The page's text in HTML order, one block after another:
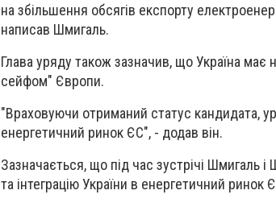
на збільшення обсягів експорту
написав Шмигаль.
Глава уряду також зазначив, що Україна має
сейфом" Європи.
"Враховуючи отриманий статус кандидата,
енергетичний ринок ЄС", - додав він.
Зазначається, що під час зустрічі Шмигаль
та інтеграцію України в енергетичний ринок